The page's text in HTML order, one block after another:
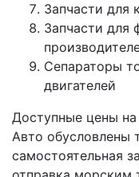
Запчасти для
Запчасти для
Сепараторы
двигателей
Доступные цены
Авто обусловлены
самостоятельная